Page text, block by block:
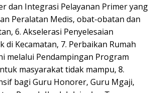
dan Integrasi Pelayanan Primer yang
Peralatan Medis, obat-obatan dan
6. Akselerasi Penyelesaian
di Kecamatan, 7. Perbaikan Rumah
melalui Pendampingan Program
masyarakat tidak mampu, 8.
bagi Guru Honorer, Guru Mgaji,